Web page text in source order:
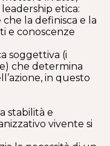
etica:
la definisca e la
e conoscenze
soggettiva (i
che determina
in questo
stabilità e
vivente si